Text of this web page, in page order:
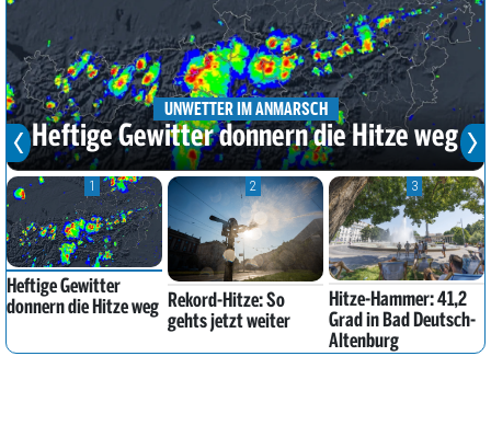
UNWETTER IM ANMARSCH
Heftige Gewitter donnern die Hitze weg
1
Heftige Gewitter
donnern die Hitze weg
2
Rekord-Hitze: So
gehts jetzt weiter
3
Hitze-Hammer: 41,2
Grad in Bad Deutsch-
Altenburg